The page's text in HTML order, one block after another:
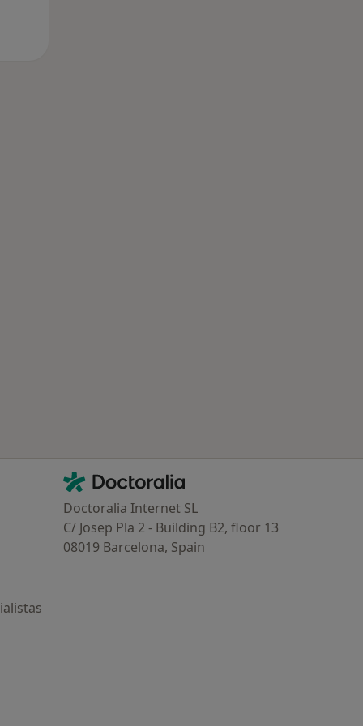
Contacto
Doctoralia - Página de inicio
Doctoralia Internet SL
C/ Josep Pla 2 - Building B2, floor 13
08019 Barcelona, Spain